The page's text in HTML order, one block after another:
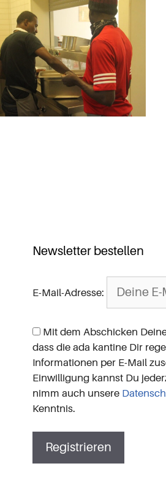
Newsletter bestellen
E-Mail-Adresse:
Mit dem Abschicken
dass die ada kantine Dir
Informationen per E-Mail
Einwilligung kannst Du
nimm auch unsere
Kenntnis.